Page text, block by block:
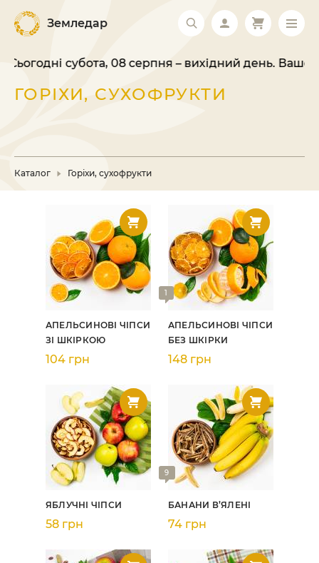
Земледар
субота, 08 серпня – вихідний день. Ваше
ГОРІХИ, СУХОФРУКТИ
Каталог Горіхи, сухофрукти
АПЕЛЬСИНОВІ ЧІПСИ
ЗІ ШКІРКОЮ
104 грн
1
АПЕЛЬСИНОВІ ЧІПСИ
БЕЗ ШКІРКИ
148 грн
ЯБЛУЧНІ ЧІПСИ
58 грн
9
БАНАНИ В’ЯЛЕНІ
74 грн